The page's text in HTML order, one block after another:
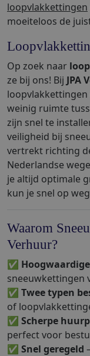
loopvlakkettingen
moeiteloos de
Op zoek naar
ze bij ons! Bij JPA
loopvlakkettingen
weinig ruimte
zijn snel te
veiligheid bij
vertrekt richting
Nederlandse
je altijd optimale
kun je snel op
Waarom
Verhuur?
✅
sneeuwkettingen
✅ Twee typen
of
✅ Scherpe
perfect voor
✅ Snel geregeld